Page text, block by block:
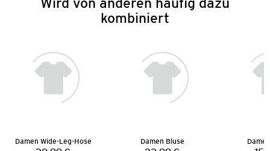
kombiniert
Damen Wide-Leg-Hose Damen Bluse